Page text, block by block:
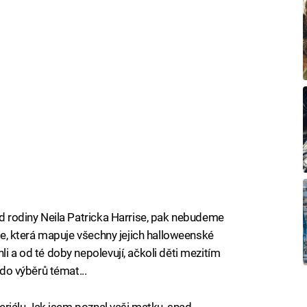
Neila Patricka Harrise, pak nebudeme
která mapuje všechny jejich halloweenské
a od té doby nepolevují, ačkoli děti mezitím
výběrů témat...